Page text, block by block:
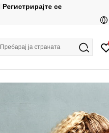
Регистрирајте се
Пребарај ја страната